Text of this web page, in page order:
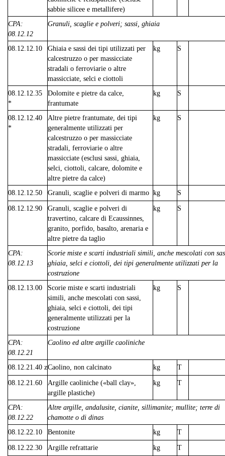
sabbie silicee e metallifere)
CPA:
08.12.12
Granuli, scaglie e polveri; sassi, ghiaia
08.12.12.10
Ghiaia e sassi dei tipi utilizzati per
calcestruzzo o per massicciate
stradali o ferroviarie o altre
massicciate, selci e ciottoli
kg S
08.12.12.35
*
Dolomite e pietre da calce,
frantumate
kg S
08.12.12.40
*
Altre pietre frantumate, dei tipi
generalmente utilizzati per
calcestruzzo o per massicciate
stradali, ferroviarie o altre
massicciate (esclusi sassi, ghiaia,
selci, ciottoli, calcare, dolomite e
altre pietre da calce)
kg S
08.12.12.50 Granuli, scaglie e polveri di marmo kg
S
08.12.12.90
Granuli, scaglie e polveri di
travertino, calcare di Ecaussinnes,
granito, porfido, basalto, arenaria e
altre pietre da taglio
kg S
CPA:
08.12.13
Scorie miste e scarti industriali simili, anche mescolati con
ghiaia, selci e ciottoli, dei tipi generalmente utilizzati per la
costruzione
08.12.13.00
Scorie miste e scarti industriali
simili, anche mescolati con sassi,
ghiaia, selci e ciottoli, dei tipi
generalmente utilizzati per la
costruzione
kg S
CPA:
08.12.21
Caolino ed altre argille caoliniche
08.12.21.40 zCaolino, non calcinato kg
T
08.12.21.60
Argille caoliniche («ball clay»,
argille plastiche)
kg T
CPA:
08.12.22
Altre argille, andalusite, cianite, sillimanite; mullite; terre di
chamotte o di dinas
08.12.22.10
Bentonite kg
T
08.12.22.30
Argille refrattarie kg
T